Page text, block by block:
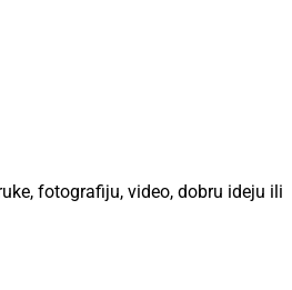
fotografiju, video, dobru ideju ili